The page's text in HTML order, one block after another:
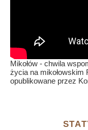
Mikołów - chwila
życia na mikołowskim
opublikowane przez